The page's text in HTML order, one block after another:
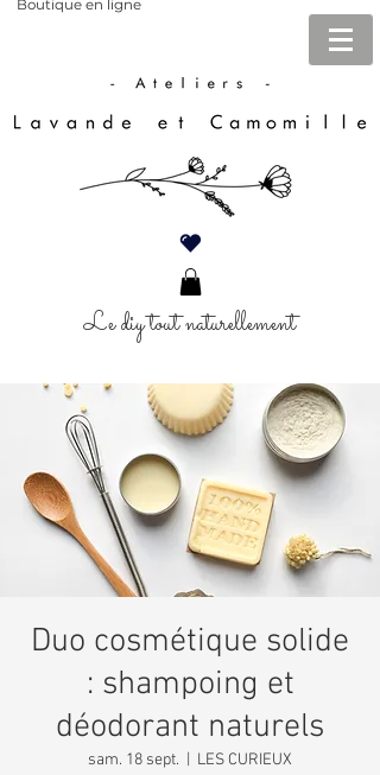
Boutique en ligne
Le diy tout naturellement
Duo cosmétique solide
: shampoing et
déodorant naturels
sam. 18 sept. LES CURIEUX